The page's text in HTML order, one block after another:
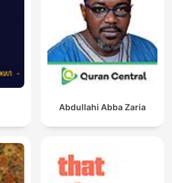
Abdullahi Abba Zaria